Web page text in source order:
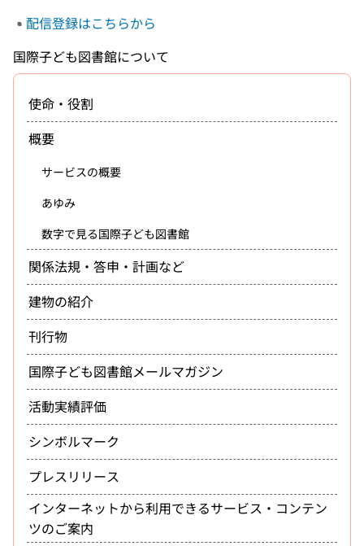
配信登録はこちらから
国際子ども図書館について
使命・役割
概要
サービスの概要
あゆみ
数字で見る国際子ども図書館
関係法規・答申・計画など
建物の紹介
刊行物
国際子ども図書館メールマガジン
活動実績評価
シンボルマーク
プレスリリース
インターネットから利用できるサービス・コンテン
ツのご案内